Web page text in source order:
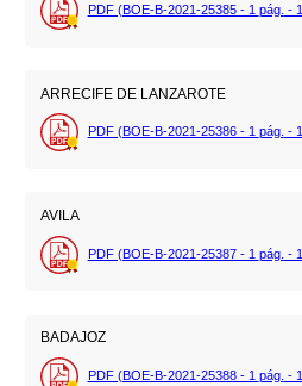
PDF (BOE-B-2021-25385 - 1 pág. -
ARRECIFE DE LANZAROTE
PDF (BOE-B-2021-25386 - 1 pág. -
AVILA
PDF (BOE-B-2021-25387 - 1 pág. -
BADAJOZ
PDF (BOE-B-2021-25388 - 1 pág. -